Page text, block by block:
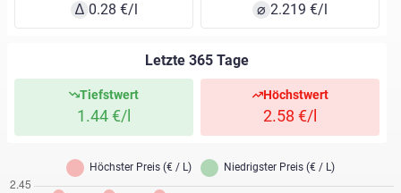
∆ 0.28 €/l ⌀ 2.219 €/l
Letzte 365 Tage
Tiefstwert
1.44 €/l
Höchstwert
2.58 €/l